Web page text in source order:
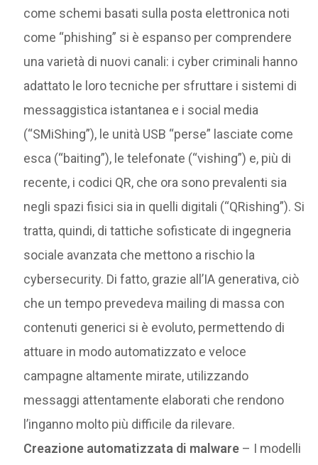
come schemi basati sulla posta elettronica noti
come “phishing” si è espanso per comprendere
una varietà di nuovi canali: i cyber criminali hanno
adattato le loro tecniche per sfruttare i sistemi di
messaggistica istantanea e i social media
(“SMiShing”), le unità USB “perse” lasciate come
esca (“baiting”), le telefonate (“vishing”) e, più di
recente, i codici QR, che ora sono prevalenti sia
negli spazi fisici sia in quelli digitali (“QRishing”). Si
tratta, quindi, di tattiche sofisticate di ingegneria
sociale avanzata che mettono a rischio la
cybersecurity. Di fatto, grazie all’IA generativa, ciò
che un tempo prevedeva mailing di massa con
contenuti generici si è evoluto, permettendo di
attuare in modo automatizzato e veloce
campagne altamente mirate, utilizzando
messaggi attentamente elaborati che rendono
l’inganno molto più difficile da rilevare.
Creazione automatizzata di malware – I modelli